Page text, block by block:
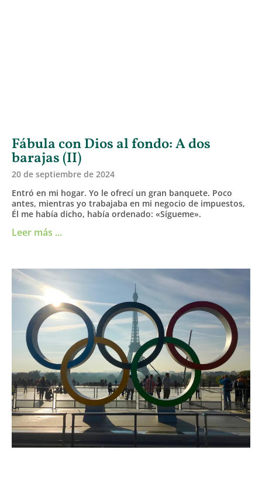
Fábula con Dios al fondo: A dos
barajas (II)
20 de septiembre de 2024
Entró en mi hogar. Yo le ofrecí un gran banquete. Poco
antes, mientras yo trabajaba en mi negocio de impuestos,
Él me había dicho, había ordenado: «Sígueme».
Leer más ...